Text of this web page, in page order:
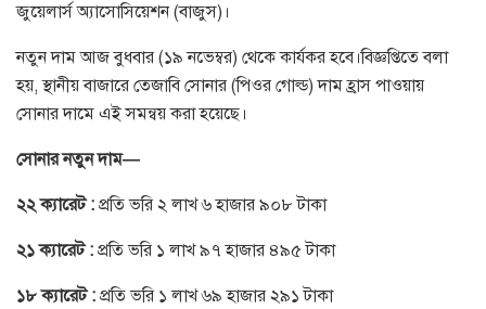
জুয়েলার্স অ্যাসোসিয়েশন (বাজুস)।
নতুন দাম আজ বুধবার (১৯ নভেম্বর) থেকে কার্যকর হবে।বিজ্ঞপ্তিতে বলা
হয়, স্থানীয় বাজারে তেজাবি সোনার (পিওর গোল্ড) দাম হ্রাস পাওয়ায়
সোনার দামে এই সমন্বয় করা হয়েছে।
সোনার নতুন দাম—
২২ ক্যারেট : প্রতি ভরি ২ লাখ ৬ হাজার ৯০৮ টাকা
২১ ক্যারেট : প্রতি ভরি ১ লাখ ৯৭ হাজার ৪৯৫ টাকা
১৮ ক্যারেট : প্রতি ভরি ১ লাখ ৬৯ হাজার ২৯১ টাকা